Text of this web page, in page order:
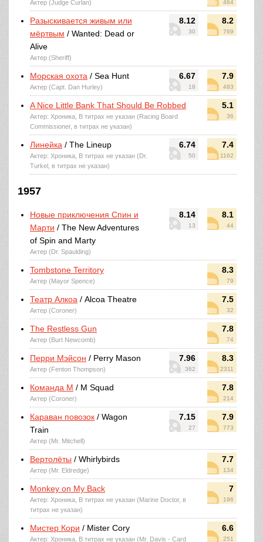
464
Актер (Judge Curlan)
8.12
30
8.2
769
Разыскивается живым или
мёртвым / Wanted: Dead or
Alive
Актер (Sheriff)
6.67
18
7.9
483
Морская охота / Sea Hunt
Актер (Capt. Dan Hurley)
5.1
36
A Nice Little Bank That Should Be Robbed
Актер: Хроника, В титрах не указан (Racing Board
Commissioner, в титрах не указан)
6.74
50
7.4
1162
Линейка / The Lineup
Актер: Хроника, В титрах не указан (Dr.
Turkel, в титрах не указан)
1957
8.14
13
8.1
44
Новые приключения Спин и
Марти / The New Adventures
of Spin and Marty
Актер (Dr. Spaulding)
8.3
79
Tombstone Territory
Актер (Mayor Spence)
7.5
32
Театр Алкоа / Alcoa Theatre
Актер (Coroner)
7.8
74
The Restless Gun
Актер (Burt Newcomb)
7.96
362
8.3
2311
Перри Мэйсон / Perry Mason
Актер (Fenton Thompson)
7.8
214
Команда М / M Squad
Актер (Coroner)
7.15
27
7.9
773
Караван повозок / Wagon
Train
Актер (Mr. Mitchell)
7.7
134
Вертолёты / Whirlybirds
Актер (Mr. Eldredge)
7
196
Monkey on My Back
Актер: Хроника, В титрах не указан (Marine Doctor, в
титрах не указан)
6.6
251
Мистер Кори / Mister Cory
Актер: Хроника, В титрах не указан (Mr. Davis - Card